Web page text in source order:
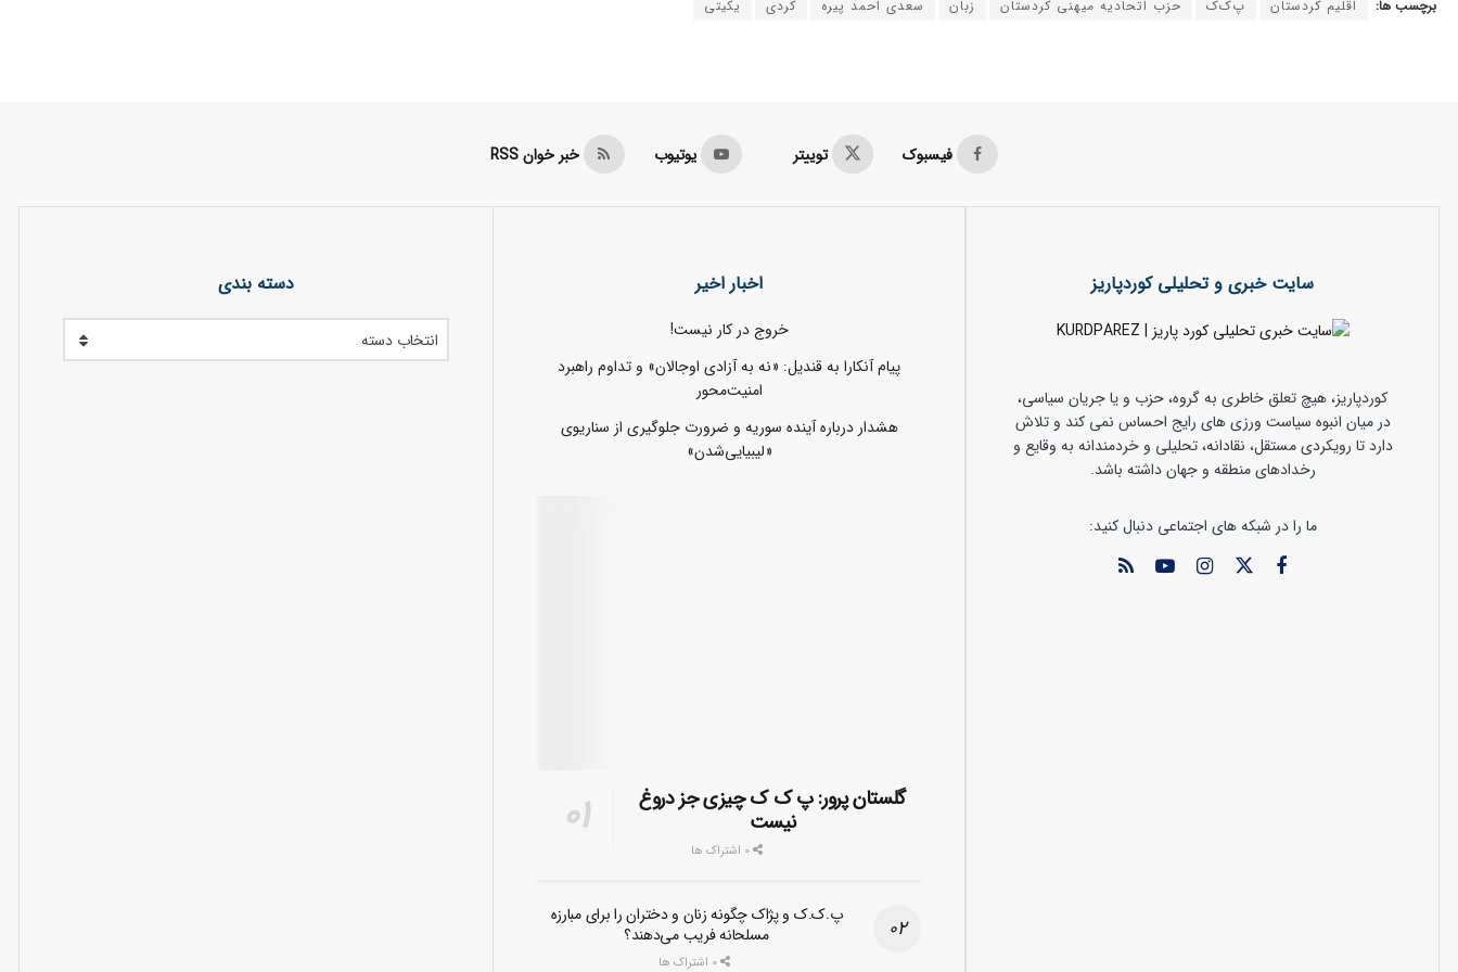
برچسب ها: اقليم كردستان پ‌ك‌ك حزب اتحاديه ميهني كردستان زبان سعدي احمد پيره كردي يكيتي
فیسبوک توییتر یوتیوب خبر خوان RSS
سایت خبری و تحلیلی کوردپاریز
کوردپاریز، هیچ تعلق خاطری به گروه، حزب و یا جریان سیاسی،
در میان انبوه سیاست ورزی های رایج احساس نمی کند و تلاش
دارد تا رویکردی مستقل، نقادانه، تحلیلی و خردمندانه به وقایع و
رخدادهای منطقه و جهان داشته باشد.
ما را در شبکه های اجتماعی دنبال کنید:
اخبار اخیر
خروج در کار نیست!
پیام آنکارا به قندیل: «نه به آزادی اوجالان» و تداوم راهبرد
امنیت‌محور
هشدار درباره آینده سوریه و ضرورت جلوگیری از سناریوی
«لیبیایی‌شدن»
گلستان پرور: پ ک ک چیزی جز دروغ
نیست
0 اشتراک ها
پ.ک.ک و پژاک چگونه زنان و دختران را برای مبارزه
مسلحانه فریب می‌دهند؟
0 اشتراک ها
دسته بندی
انتخاب دسته